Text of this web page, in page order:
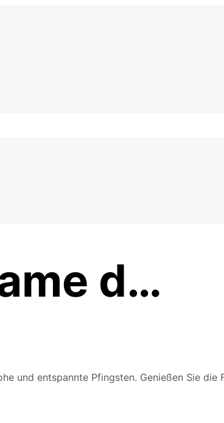
d…
und entspannte Pfingsten. Genießen Sie